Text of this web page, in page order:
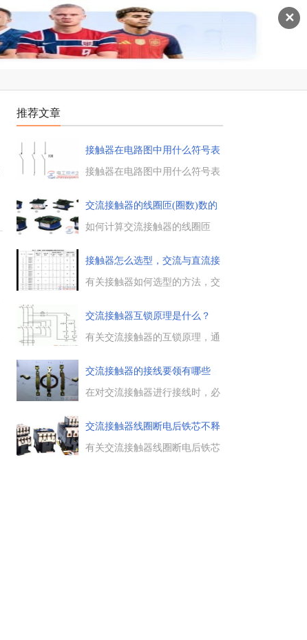
✕
推荐文章
接触器在电路图中用什么符号表
示
接触器在电路图中用什么符号表
很多初学的电工朋友对此不了
解，这里电工技术之家小编为大
家带来接触器的电气符号，包括
交流接触器的线圈匝(圈数)数的
计
如何计算交流接触器的线圈匝
数计算公式的例子，根据已知圈
数、已知电压等关键数据，计算
出接触器的线圈匝数多少圈。...
接触器怎么选型，交流与直流接
触器
有关接触器如何选型的方法，交
题，包括CJ20系列交流接触器、
B系列交流接触器、3TB系列空
气电磁式交流接触器的型号与选
交流接触器互锁原理是什么？
有关交流接触器的互锁原理，通
制，来解释什么是交流接触器的
互锁，感兴趣的电工朋友参考
下。...
交流接触器的接线要领有哪些
在对交流接触器进行接线时，必
流接触器分“主线路”和“控制线
路”二大部分，还有几对“常
闭”和“常开”。2、把需要接通和
交流接触器线圈断电后铁芯不释
放
有关交流接触器线圈断电后铁芯